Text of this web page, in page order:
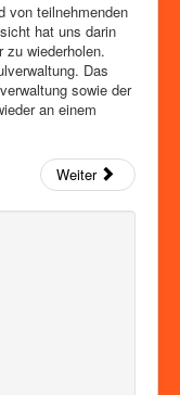
von teilnehmenden
hat uns darin
zu wiederholen.
Das
sowie der
an einem
Weiter